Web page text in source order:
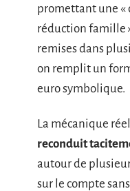
promettant une «
réduction famille
remises dans
on remplit un
euro symbolique.
La mécanique
reconduit
autour de
sur le compte